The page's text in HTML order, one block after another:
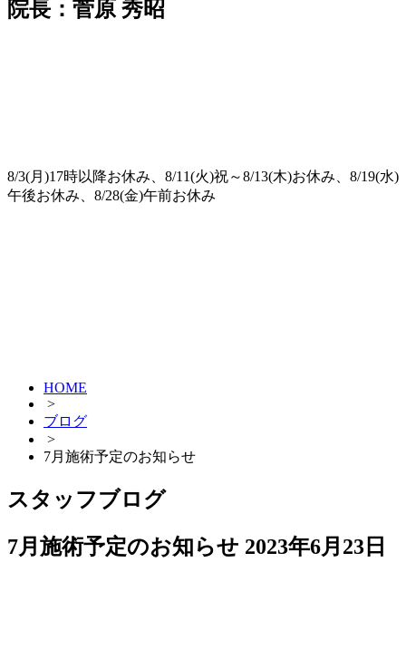
院長：菅原 秀昭
8/3(月)17時以降お休み、8/11(火)祝～8/13(木)お休み、8/19(水)
午後お休み、8/28(金)午前お休み
HOME
>
ブログ
>
7月施術予定のお知らせ
スタッフブログ
7月施術予定のお知らせ 2023年6月23日